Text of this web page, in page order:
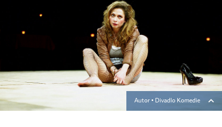
Autor ▪ Divadlo Komedie